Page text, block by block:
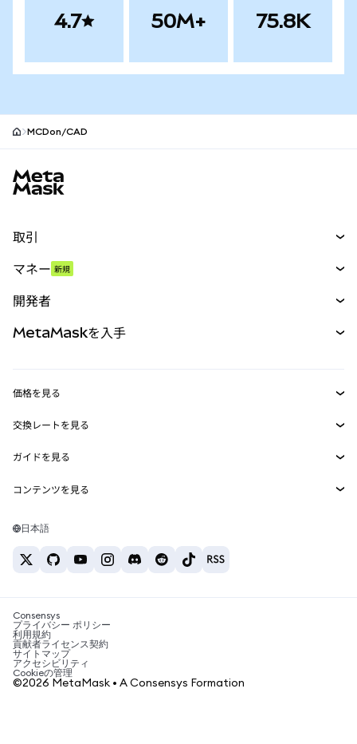
4.7 50M+ 75.8K
MCDon/CAD
取引
パーペチュアル
RWA
マネー 新規
開発者
MetaMask Connect
Snaps
Web3サービス
MetaMaskを入手
セキュリティ
サポート
キャリア
お問い合わせ
価格を見る
イーサリアムの価格
Solanaの価格
Tetherの価格
交換レートを見る
ETH→USD
USDT→INR
BTC→INR
ETH→USDT
ガイドを見る
ETHの購入
USDTの購入
SHIBの購入
BNBの購入
コンテンツを見る
Solanaウォレット
税制関連ニュース
暗号資産の購入方法は？
ビットコインを売るには？
日本語
Consensys
プライバシー ポリシー
利用規約
貢献者ライセンス契約
サイトマップ
アクセシビリティ
Cookieの管理
©2026 MetaMask • A Consensys Formation